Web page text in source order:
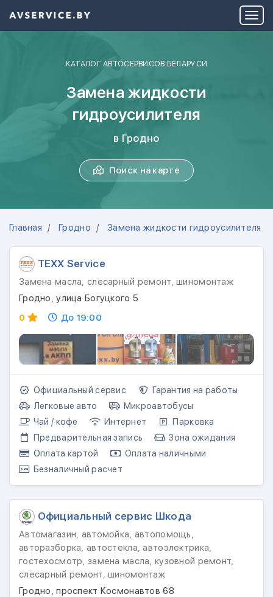
КАТАЛОГ АВТОСЕРВИСОВ БЕЛАРУСИ
Замена жидкости
гидроусилителя
в Гродно
Поиск на карте
Главная Гродно Замена жидкости гидроусилителя
TEXX Service
Замена масла, слесарный ремонт, шиномонтаж
Гродно, улица Богуцкого 5
0
До 19:00
Официальный сервис
Гарантия на работы
Легковые авто
Микроавтобусы
Чай / кофе
Интернет
Парковка
Предварительная запись
Зона ожидания
Оплата картой
Оплата наличными
Безналичный расчет
Официальный сервис Шкода
Автомагазин, автомойка, автопомощь,
авторазборка, автостекла, автоэлектрика,
гостехосмотр, замена масла, кузовной ремонт,
слесарный ремонт, шиномонтаж
Гродно, проспект Космонавтов 68